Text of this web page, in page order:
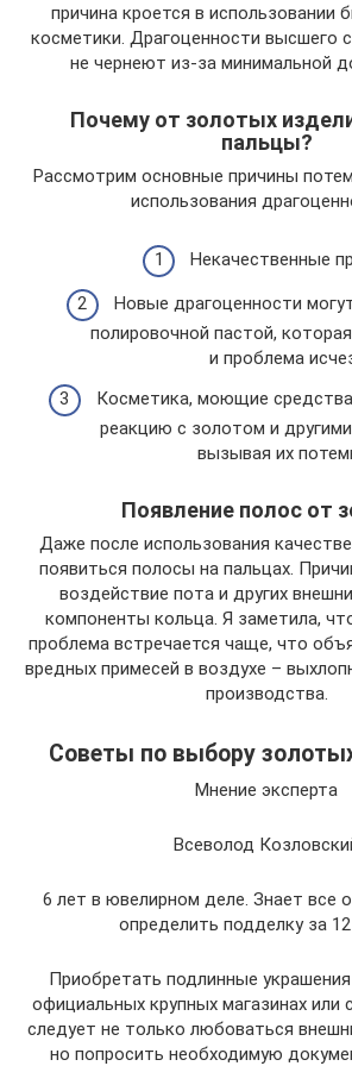
причина кроется в использовании
косметики. Драгоценности высшего
не чернеют из-за минимальной
Почему от золотых
пальцы?
Рассмотрим основные причины
использования
Некачественные
Новые драгоценности
полировочной пастой,
и проблема
Косметика, моющие
реакцию с золотом и
вызывая их
Появление полос от
Даже после использования
появиться полосы на пальцах.
воздействие пота и других
компоненты кольца. Я заметила,
проблема встречается чаще, что
вредных примесей в воздухе –
производства.
Советы по выбору
Мнение эксперта
Всеволод
6 лет в ювелирном деле. Знает все
определить подделку за
Приобретать подлинные
официальных крупных магазинах или
следует не только любоваться
но попросить необходимую